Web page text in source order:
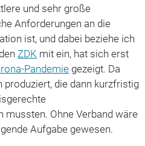
und sehr große
Anforderungen an die
ist, und dabei beziehe ich
ZDK mit ein, hat sich erst
Pandemie gezeigt. Da
produziert, die dann kurzfristig
mussten. Ohne Verband wäre
Aufgabe gewesen.